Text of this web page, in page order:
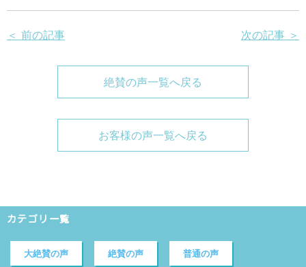
＜ 前の記事 次の記事 ＞
絶賛の声一覧へ戻る
お客様の声一覧へ戻る
カテゴリ一覧
大絶賛の声 絶賛の声 普通の声